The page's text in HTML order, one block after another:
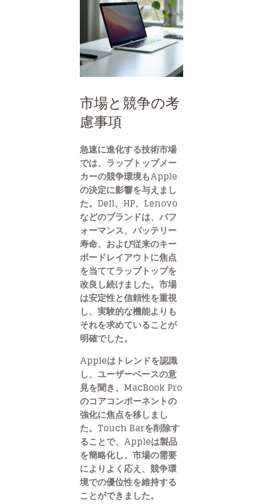
市場と競争の考
慮事項
急速に進化する技術市場
では、ラップトップメー
カーの競争環境もApple
の決定に影響を与えまし
た。Dell、HP、Lenovo
などのブランドは、パフ
ォーマンス、バッテリー
寿命、および従来のキー
ボードレイアウトに焦点
を当ててラップトップを
改良し続けました。市場
は安定性と信頼性を重視
し、実験的な機能よりも
それを求めていることが
明確でした。
Appleはトレンドを認識
し、ユーザーベースの意
見を聞き、MacBook Pro
のコアコンポーネントの
強化に焦点を移しまし
た。Touch Barを削除す
ることで、Appleは製品
を簡略化し、市場の需要
によりよく応え、競争環
境での優位性を維持する
ことができました。